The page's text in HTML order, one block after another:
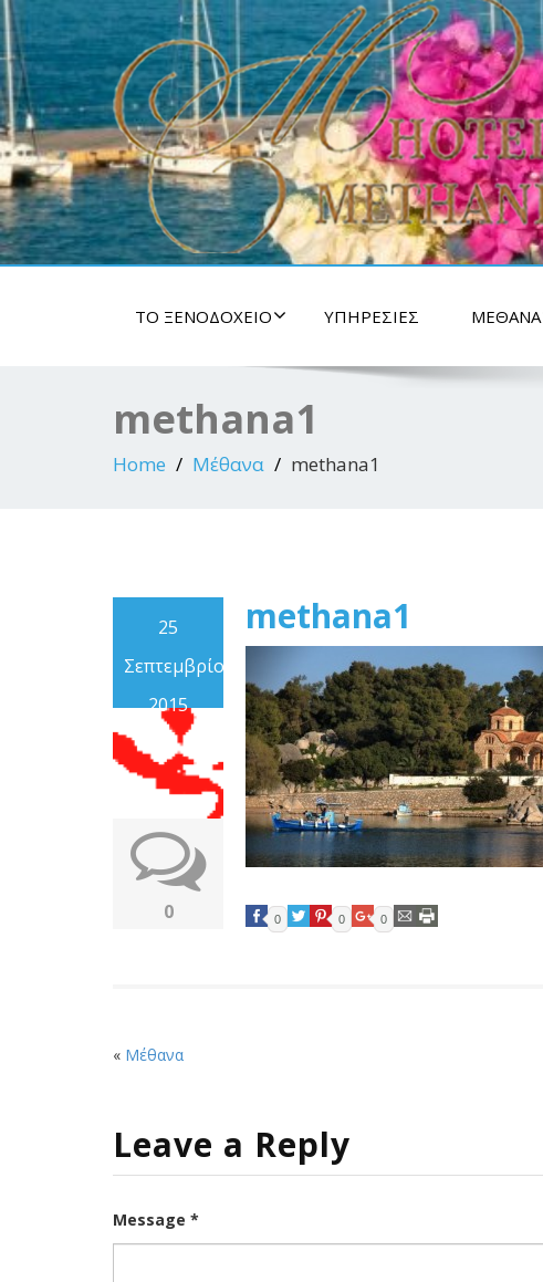
ΤΟ ΞΕΝΟΔΟΧΕΊΟ ΥΠΗΡΕΣΊΕΣ ΜΈΘΑΝΑ
methana1
Home Μέθανα methana1
25
Σεπτεμβρίου
2015
0
methana1
0 0 0
« Μέθανα
Leave a Reply
Message *